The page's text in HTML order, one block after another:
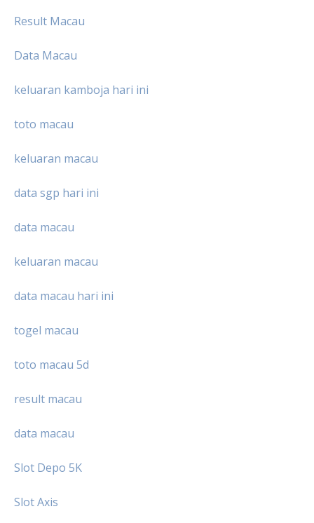
Result Macau
Data Macau
keluaran kamboja hari ini
toto macau
keluaran macau
data sgp hari ini
data macau
keluaran macau
data macau hari ini
togel macau
toto macau 5d
result macau
data macau
Slot Depo 5K
Slot Axis